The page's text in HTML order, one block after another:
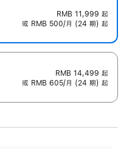
RMB 11,999 起
或 RMB 500/月 (24 期) 起
RMB 14,499 起
或 RMB 605/月 (24 期) 起